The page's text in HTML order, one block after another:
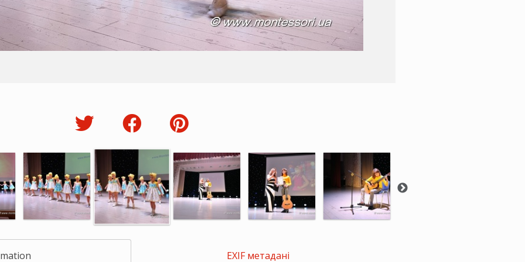
EXIF метадані